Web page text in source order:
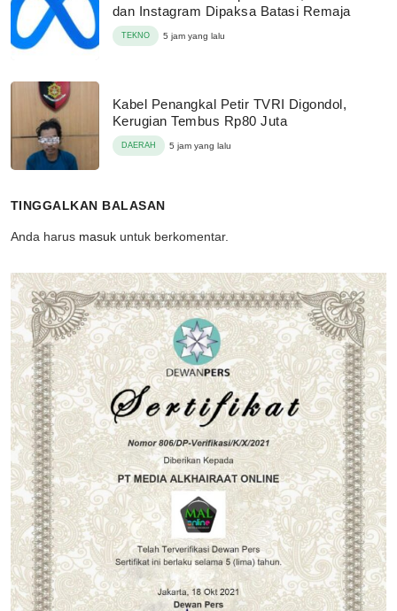
dan Instagram Dipaksa Batasi Remaja
TEKNO 5 jam yang lalu
Kabel Penangkal Petir TVRI Digondol,
Kerugian Tembus Rp80 Juta
DAERAH 5 jam yang lalu
TINGGALKAN BALASAN
Anda harus masuk untuk berkomentar.